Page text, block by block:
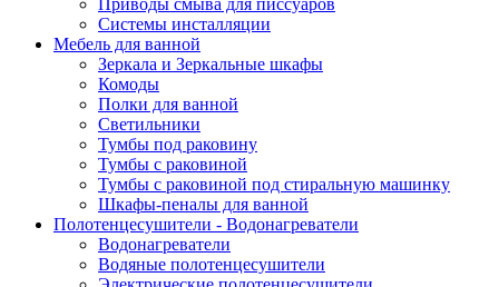
Приводы смыва для писсуаров
Системы инсталляции
Мебель для ванной
Зеркала и Зеркальные шкафы
Комоды
Полки для ванной
Светильники
Тумбы под раковину
Тумбы с раковиной
Тумбы с раковиной под стиральную машинку
Шкафы-пеналы для ванной
Полотенцесушители - Водонагреватели
Водонагреватели
Водяные полотенцесушители